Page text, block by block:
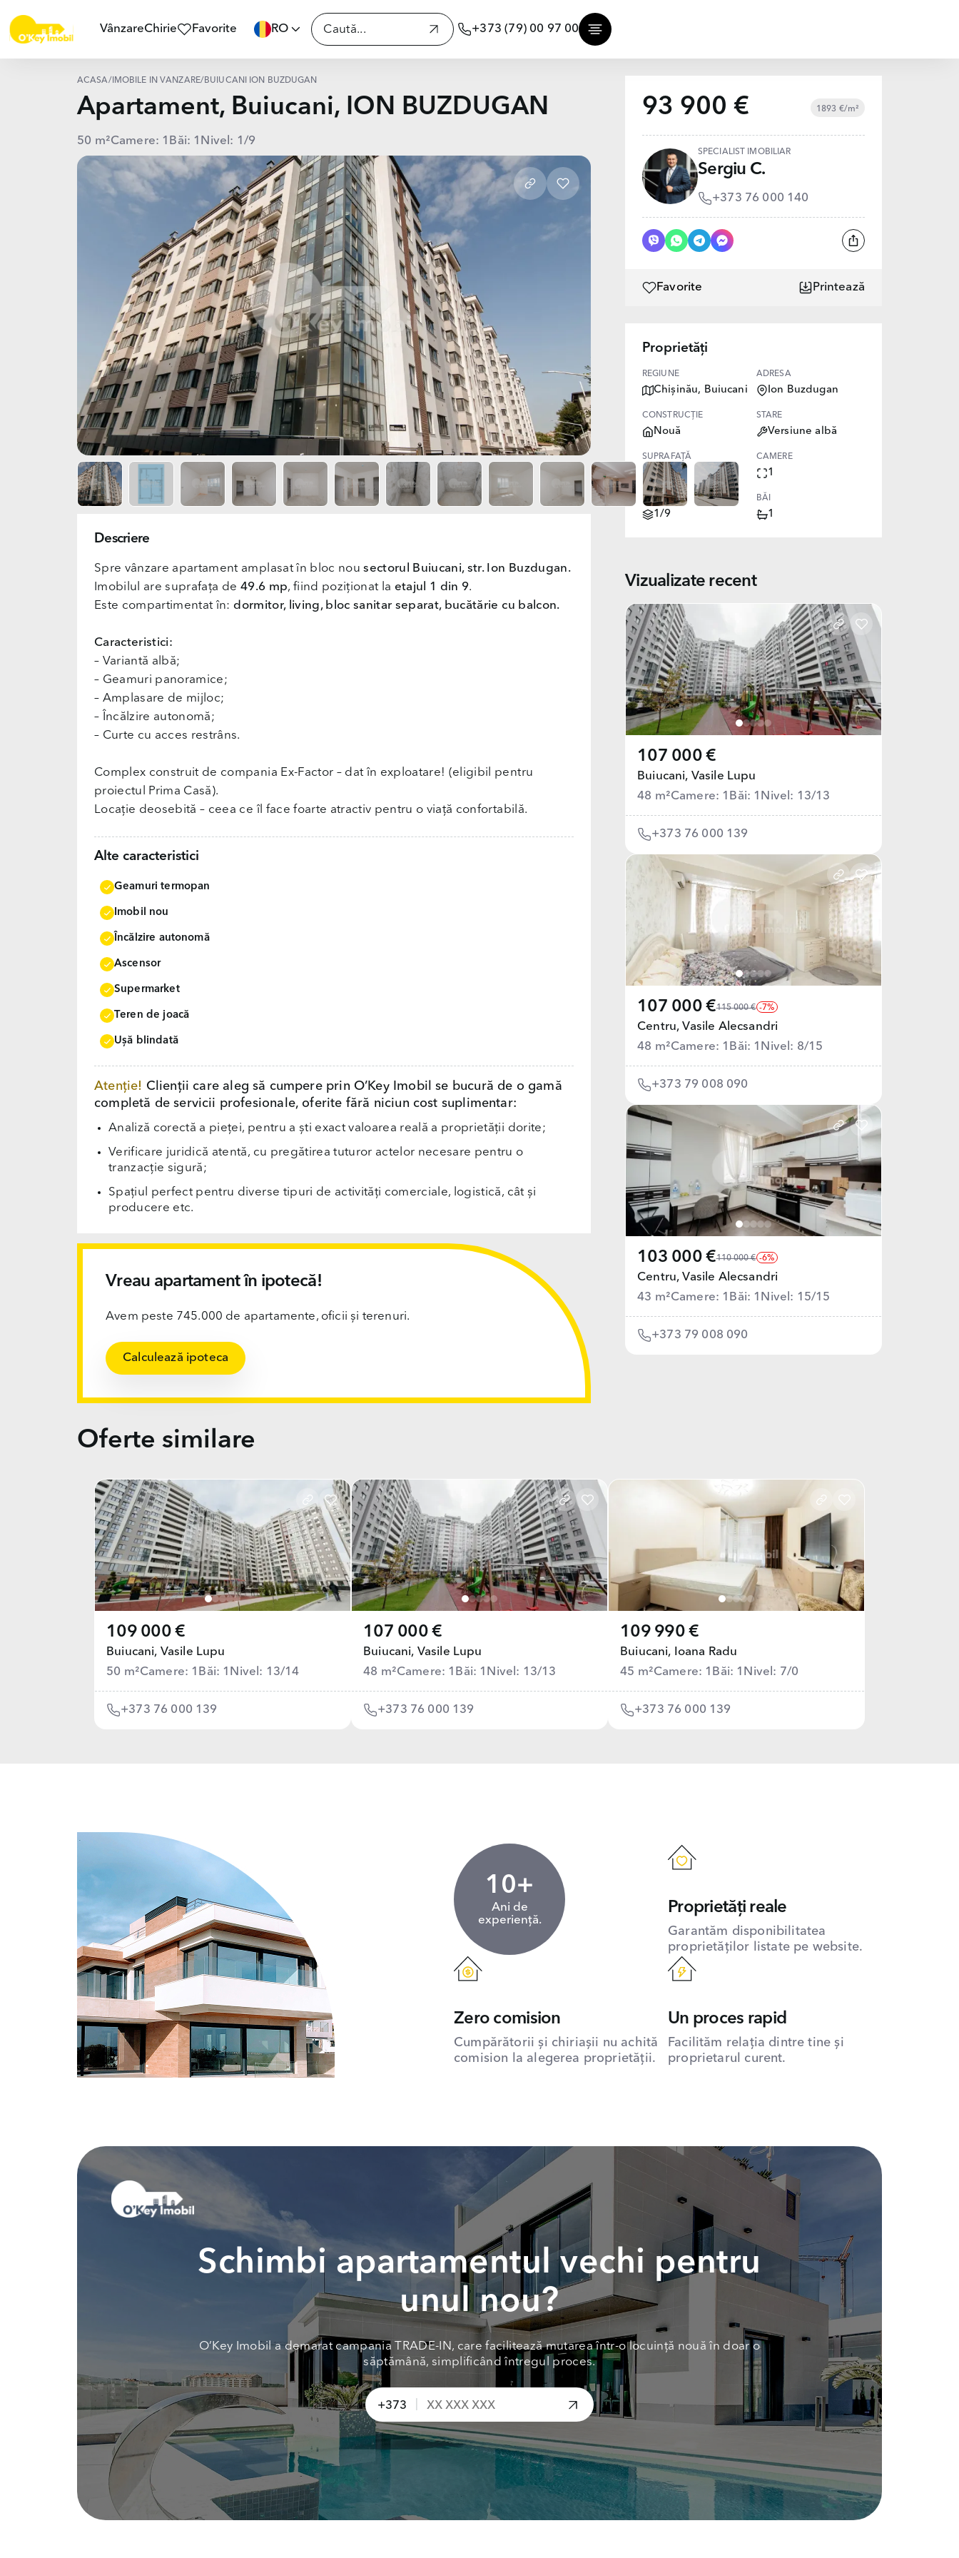
VânzareChirie Favorite RO +373 (79) 00 97 00
ACASĂ/ IMOBILE ÎN VÂNZARE/ BUIUCANI ION BUZDUGAN
Apartament, Buiucani, ION BUZDUGAN
50 m²Camere: 1 Băi: 1 Nivel: 1/9
Descriere
Spre vânzare apartament amplasat în bloc nousectorul Buiucani, str. Ion Buzdugan.
Imobilul are suprafața de 49.6 mp, fiind poziționat la etajul 1 din 9.
Este compartimentat în: dormitor, living, bloc sanitar separat, bucătărie cu balcon.
Caracteristici:
– Variantă albă;
– Geamuri panoramice;
– Amplasare de mijloc;
– Încălzire autonomă;
– Curte cu acces restrâns.
Complex construit de compania Ex-Factor – dat în exploatare! (eligibil pentru
proiectul Prima Casă).
Locație deosebită – ceea ce îl face foarte atractiv pentru o viață confortabilă.
Alte caracteristici
Geamuri termopan
Imobil nou
Încălzire autonomă
Ascensor
Supermarket
Teren de joacă
Uşă blindată
Atenție! Clienții care aleg să cumpere prin O’Key Imobil se bucură de o gamă
completă de servicii profesionale, oferite fără niciun cost suplimentar:
Analiză corectă a pieței, pentru a ști exact valoarea reală a proprietății dorite;
Verificare juridică atentă, cu pregătirea tuturor actelor necesare pentru o
tranzacție sigură;
Spațiul perfect pentru diverse tipuri de activități comerciale, logistică, cât și
producere etc.
Vreau apartament în ipotecă!
Avem peste 745.000 de apartamente, oficii și terenuri.
Calculează ipoteca
93 900 € 1893 €/m²
SPECIALIST IMOBILIAR
Sergiu C.
+373 76 000 140
Favorite Printează
Proprietăți
REGIUNE
Chișinău, Buiucani
ADRESA
Ion Buzdugan
CONSTRUCȚIE
Nouă
STARE
Versiune albă
SUPRAFAȚĂ
49.60
CAMERE
1
NIVEL
1/9
BĂI
1
Vizualizate recent
107 000 €
Buiucani, Vasile Lupu
48 m²Camere: 1 Băi: 1 Nivel: 13/13
+373 76 000 139
107 000 €115 000 € -7%
Centru, Vasile Alecsandri
48 m²Camere: 1 Băi: 1 Nivel: 8/15
+373 79 008 090
103 000 €110 000 € -6%
Centru, Vasile Alecsandri
43 m²Camere: 1 Băi: 1 Nivel: 15/15
+373 79 008 090
Oferte similare
109 000 €
Buiucani, Vasile Lupu
50 m²Camere: 1 Băi: 1 Nivel: 13/14
+373 76 000 139
107 000 €
Buiucani, Vasile Lupu
48 m²Camere: 1 Băi: 1 Nivel: 13/13
+373 76 000 139
109 990 €
Buiucani, Ioana Radu
45 m²Camere: 1 Băi: 1 Nivel: 7/0
+373 76 000 139
10+
Ani de
experiență.
Proprietăți reale
Garantăm disponibilitatea
proprietăților listate pe website.
Zero comision
Cumpărătorii și chiriașii nu achită
comision la alegerea proprietății.
Un proces rapid
Facilităm relația dintre tine și
proprietarul curent.
Schimbi apartamentul vechi pentru
unul nou?
O’Key Imobil a demarat campania TRADE-IN, care facilitează mutarea într-o locuință nouă în doar o
săptămână, simplificând întregul proces.
+373